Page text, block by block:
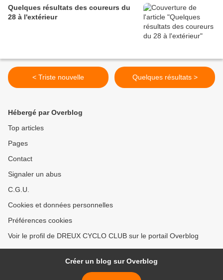
Quelques résultats des coureurs du
28 à l'extérieur
< Triste nouvelle Quelques résultats >
Hébergé par Overblog
Top articles
Pages
Contact
Signaler un abus
C.G.U.
Cookies et données personnelles
Préférences cookies
Voir le profil de DREUX CYCLO CLUB sur le portail Overblog
Créer un blog sur Overblog